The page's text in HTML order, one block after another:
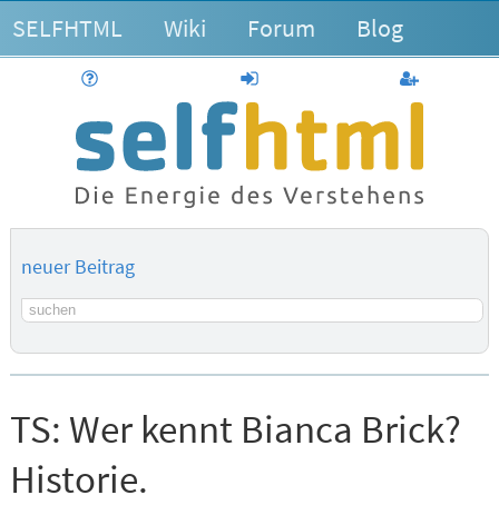
SELFHTML Wiki Forum Blog
anmelden
neuer Beitrag
Suchbegriff
TS: Wer kennt Bianca Brick?
Historie.